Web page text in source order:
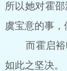
所以她对霍
虞宝意的事，
而霍启裕
如此之坚决。